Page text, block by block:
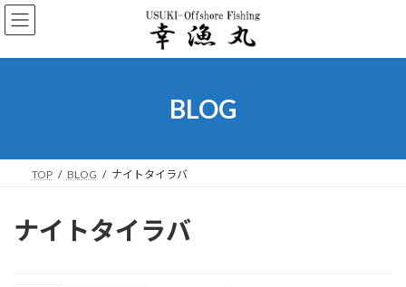
コ
ン
ン
ナ
ビ
ー
BLOG
TOP BLOG ナイトタイラバ
ナイトタイラバ